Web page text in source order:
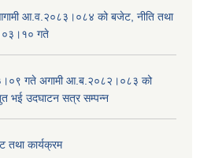
आ.व.२०८३।०८४ को बजेट, नीति तथा
गते
गते अगामी आ.ब.२०८२।०८३ को
भई उदघाटन सत्र सम्पन्न
तथा कार्यक्रम